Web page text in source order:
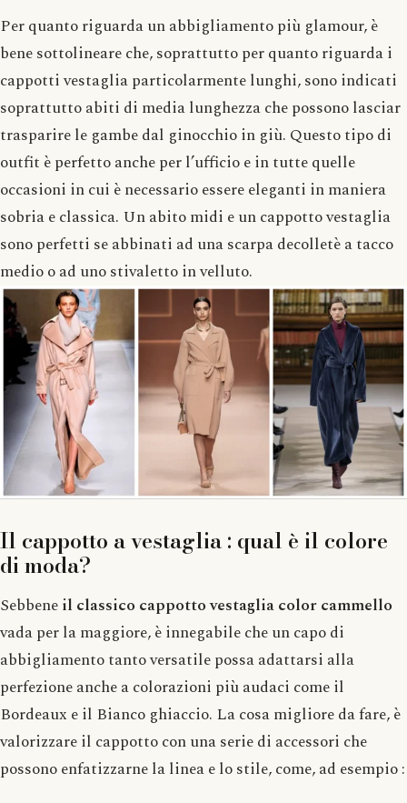
Per quanto riguarda un abbigliamento più glamour, è
bene sottolineare che, soprattutto per quanto riguarda i
cappotti vestaglia particolarmente lunghi, sono indicati
soprattutto abiti di media lunghezza che possono lasciar
trasparire le gambe dal ginocchio in giù. Questo tipo di
outfit è perfetto anche per l’ufficio e in tutte quelle
occasioni in cui è necessario essere eleganti in maniera
sobria e classica. Un abito midi e un cappotto vestaglia
sono perfetti se abbinati ad una scarpa decolletè a tacco
medio o ad uno stivaletto in velluto.
Il cappotto a vestaglia : qual è il colore
di moda?
Sebbeneil classico cappotto vestaglia color cammello
vada per la maggiore, è innegabile che un capo di
abbigliamento tanto versatile possa adattarsi alla
perfezione anche a colorazioni più audaci come il
Bordeaux e il Bianco ghiaccio. La cosa migliore da fare, è
valorizzare il cappotto con una serie di accessori che
possono enfatizzarne la linea e lo stile, come, ad esempio :